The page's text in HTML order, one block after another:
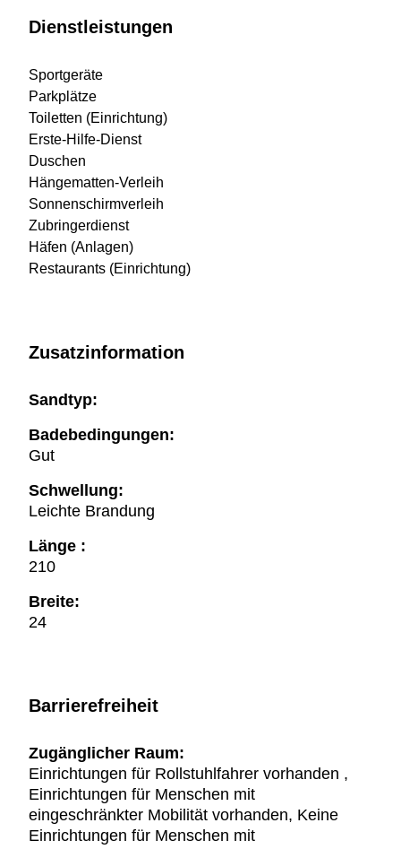
Dienstleistungen
Sportgeräte
Parkplätze
Toiletten (Einrichtung)
Erste-Hilfe-Dienst
Duschen
Hängematten-Verleih
Sonnenschirmverleih
Zubringerdienst
Häfen (Anlagen)
Restaurants (Einrichtung)
Zusatzinformation
Sandtyp:
Badebedingungen:
Gut
Schwellung:
Leichte Brandung
Länge :
210
Breite:
24
Barrierefreiheit
Zugänglicher Raum:
Einrichtungen für Rollstuhlfahrer vorhanden ,
Einrichtungen für Menschen mit
eingeschränkter Mobilität vorhanden, Keine
Einrichtungen für Menschen mit